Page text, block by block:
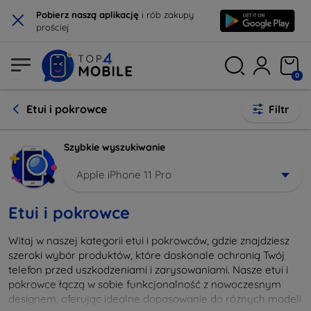
× Pobierz naszą aplikację i rób zakupy
prościej
0
Etui i pokrowce Filtr
Szybkie wyszukiwanie
Apple iPhone 11 Pro
Etui i pokrowce
Witaj w naszej kategorii etui i pokrowców, gdzie znajdziesz
szeroki wybór produktów, które doskonale ochronią Twój
telefon przed uszkodzeniami i zarysowaniami. Nasze etui i
pokrowce łączą w sobie funkcjonalność z nowoczesnym
designem, oferując idealne dopasowanie do różnych modeli